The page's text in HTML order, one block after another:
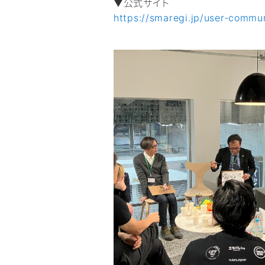
▼公式サイト
https://smaregi.jp/user-